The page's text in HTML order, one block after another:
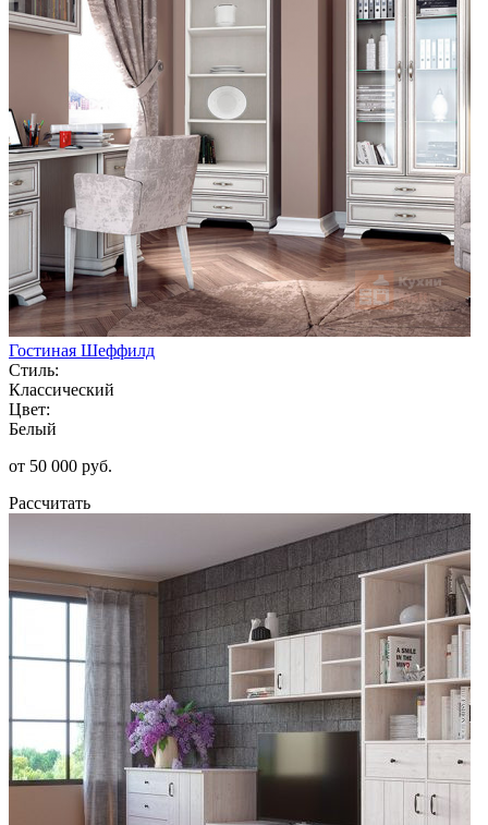
Гостиная Шеффилд
Стиль:
Классический
Цвет:
Белый
от 50 000 руб.
Рассчитать